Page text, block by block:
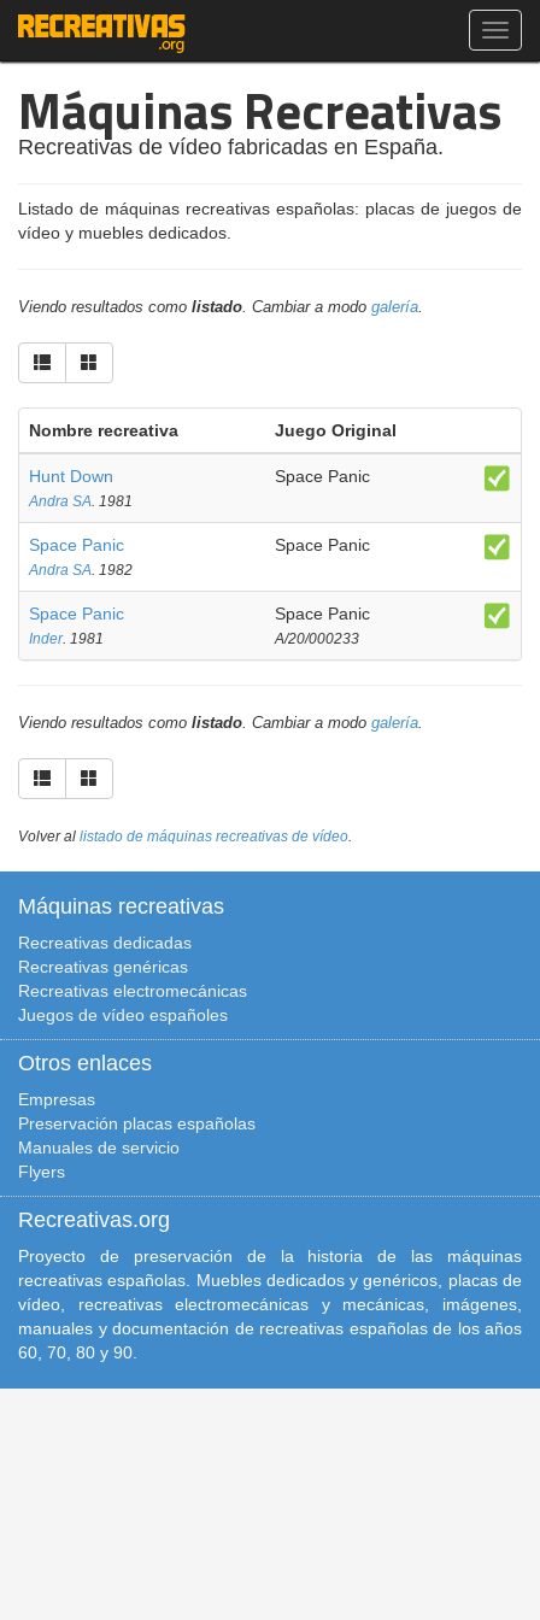
Máquinas Recreativas
Recreativas de vídeo fabricadas en España.
Listado de máquinas recreativas españolas: placas de juegos de
vídeo y muebles dedicados.
Viendo resultados como listado. Cambiar a modo galería.
Nombre recreativa Juego Original
Hunt Down
Andra SA. 1981
Space Panic
Space Panic
Andra SA. 1982
Space Panic
Space Panic
Inder. 1981
Space Panic
A/20/000233
Viendo resultados como listado. Cambiar a modo galería.
Volver al listado de máquinas recreativas de vídeo.
Máquinas recreativas
Recreativas dedicadas
Recreativas genéricas
Recreativas electromecánicas
Juegos de vídeo españoles
Otros enlaces
Empresas
Preservación placas españolas
Manuales de servicio
Flyers
Recreativas.org
Proyecto de preservación de la historia de las máquinas
recreativas españolas. Muebles dedicados y genéricos, placas de
vídeo, recreativas electromecánicas y mecánicas, imágenes,
manuales y documentación de recreativas españolas de los años
60, 70, 80 y 90.